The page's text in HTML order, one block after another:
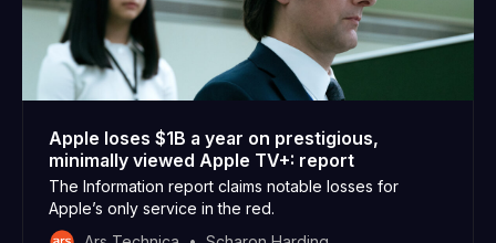
Apple loses $1B a year on prestigious,
minimally viewed Apple TV+: report
The Information report claims notable losses for
Apple’s only service in the red.